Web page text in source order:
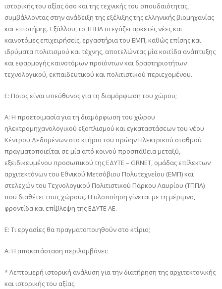
ιστορικής του αξίας όσο και της τεχνικής του σπουδαιότητας,
συμβάλλοντας στην ανάδειξη της εξέλιξης της ελληνικής βιομηχανίας
και επιστήμης. Εξάλλου, το ΤΠΠΛ στεγάζει αρκετές νέες και
καινοτόμες επιχειρήσεις, εργαστήρια του ΕΜΠ, καθώς επίσης και
ιδρύματα πολιτισμού και τέχνης, αποτελώντας μία κοιτίδα ανάπτυξης
και εφαρμογής καινοτόμων προϊόντων και δραστηριοτήτων
τεχνολογικού, εκπαιδευτικού και πολιτιστικού περιεχομένου.
Ε: Ποιος είναι υπεύθυνος για τη διαμόρφωση του χώρου;
A: Η προετοιμασία για τη διαμόρφωση του χώρου
ηλεκτρομηχανολογικού εξοπλισμού και εγκαταστάσεων του νέου
Κέντρου Δεδομένων στο κτήριο του πρώην Ηλεκτρικού σταθμού
πραγματοποιείται σε μία από κοινού προσπάθεια μεταξύ,
εξειδικευμένου προσωπικού της ΕΔΥΤΕ – GRNET, ομάδας επίλεκτων
αρχιτεκτόνων του Εθνικού Μετσόβιου Πολυτεχνείου (ΕΜΠ) και
στελεχών του Τεχνολογικού Πολιτιστικού Πάρκου Λαυρίου (ΤΠΠΛ)
που διαθέτει τους χώρους. Η υλοποίηση γίνεται με τη μέριμνα,
φροντίδα και επίβλεψη της ΕΔΥΤΕ ΑΕ.
Ε: Τι εργασίες θα πραγματοποιηθούν στο κτίριο;
A: H αποκατάσταση περιλαμβάνει:
* Λεπτομερή ιστορική ανάλυση για την διατήρηση της αρχιτεκτονικής
και ιστορικής του αξίας.